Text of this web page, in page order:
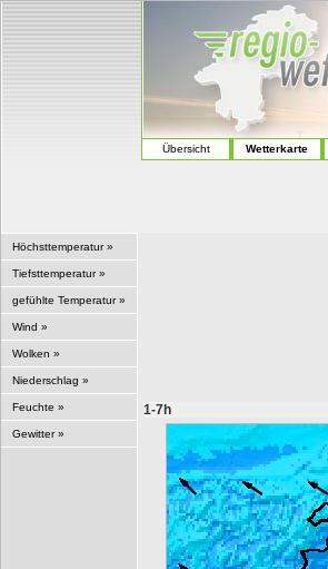
Übersicht Wetterkarte
Höchsttemperatur »
Tiefsttemperatur »
gefühlte Temperatur »
Wind »
Wolken »
Niederschlag »
Feuchte »
Gewitter »
1-7h